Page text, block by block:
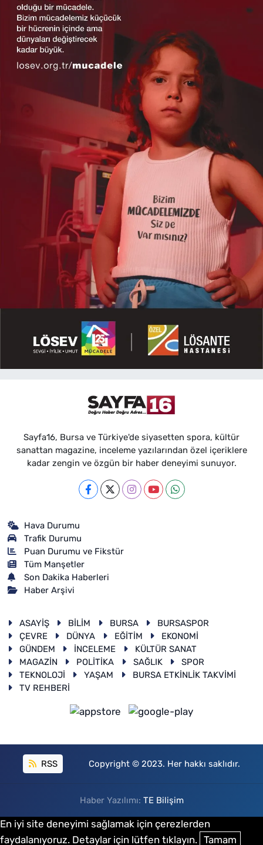
Sayfa16, Bursa ve Türkiye'de siyasetten spora, kültür
sanattan magazine, inceleme yazılarından özel içeriklere
kadar zengin ve özgün bir haber deneyimi sunuyor.
Hava Durumu
Trafik Durumu
Puan Durumu ve Fikstür
Tüm Manşetler
Son Dakika Haberleri
Haber Arşivi
ASAYİŞ BİLİM BURSA
BURSASPOR
ÇEVRE
DÜNYA EĞİTİM
EKONOMİ
GÜNDEM
İNCELEME
KÜLTÜR SANAT
MAGAZİN
POLİTİKA SAĞLIK
SPOR
TEKNOLOJİ
YAŞAM
BURSA ETKİNLİK TAKVİMİ
TV REHBERİ
RSS Copyright © 2023. Her hakkı saklıdır.
Haber Yazılımı: TE Bilişim
En iyi site deneyimi sağlamak için çerezlerden
faydalanıyoruz. Detaylar için lütfen tıklayın. Tamam